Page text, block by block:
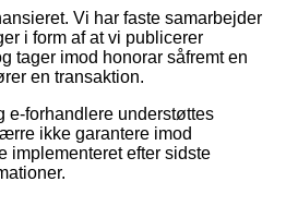
Vi har faste samarbejder
i form af at vi publicerer
tager imod honorar såfremt en
en transaktion.
e-forhandlere understøttes
ikke garantere imod
efter sidste